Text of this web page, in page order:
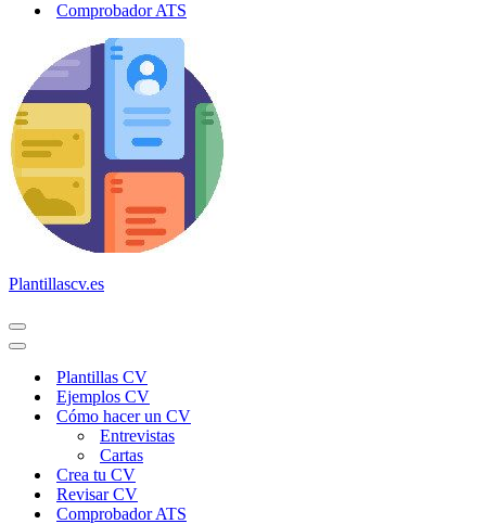
Comprobador ATS
Plantillascv.es
Menú
de
Menú
navegaciónPlantillas CV
Ejemplos CV
Cómo hacer un CV
Entrevistas
Cartas
Crea tu CV
Revisar CV
Comprobador ATS